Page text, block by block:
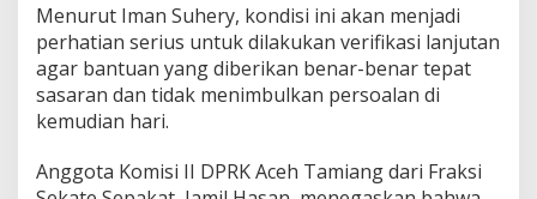
a
n
t
u
a
u
n
Menurut Iman Suhery, kondisi ini akan menjadi
perhatian serius untuk dilakukan verifikasi lanjutan
agar bantuan yang diberikan benar-benar tepat
sasaran dan tidak menimbulkan persoalan di
kemudian hari.
Anggota Komisi II DPRK Aceh Tamiang dari Fraksi